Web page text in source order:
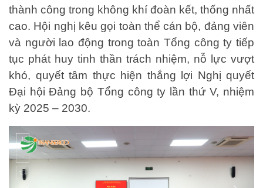
thành công trong không khí đoàn kết, thống nhất
cao. Hội nghị kêu gọi toàn thể cán bộ, đảng viên
và người lao động trong toàn Tổng công ty tiếp
tục phát huy tinh thần trách nhiệm, nỗ lực vượt
khó, quyết tâm thực hiện thắng lợi Nghị quyết
Đại hội Đảng bộ Tổng công ty lần thứ V, nhiệm
kỳ 2025 – 2030.